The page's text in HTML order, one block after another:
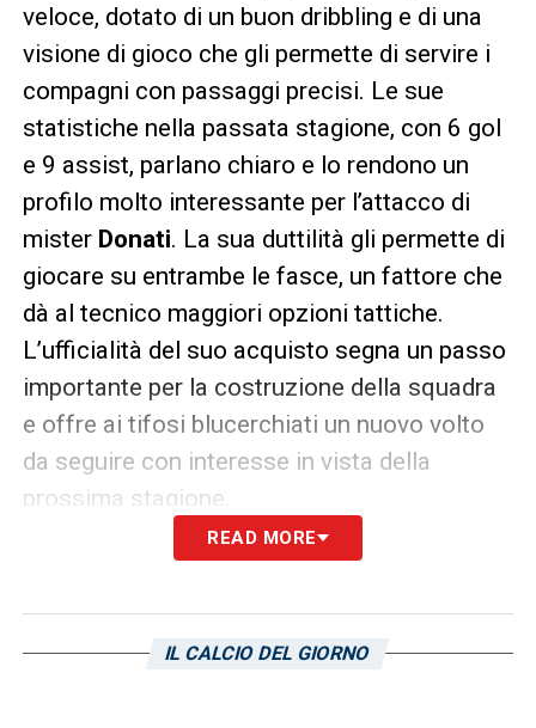
veloce, dotato di un buon dribbling e di una
visione di gioco che gli permette di servire i
compagni con passaggi precisi. Le sue
statistiche nella passata stagione, con 6 gol
e 9 assist, parlano chiaro e lo rendono un
profilo molto interessante per l’attacco di
mister Donati. La sua duttilità gli permette di
giocare su entrambe le fasce, un fattore che
dà al tecnico maggiori opzioni tattiche.
L’ufficialità del suo acquisto segna un passo
importante per la costruzione della squadra
e offre ai tifosi blucerchiati un nuovo volto
da seguire con interesse in vista della
prossima stagione.
LE ULTIME NOTIZIE SUL CALCIOMERCATO
LA PLAYLIST DELLE NOSTRE TOP NEWS
READ MORE
IL CALCIO DEL GIORNO